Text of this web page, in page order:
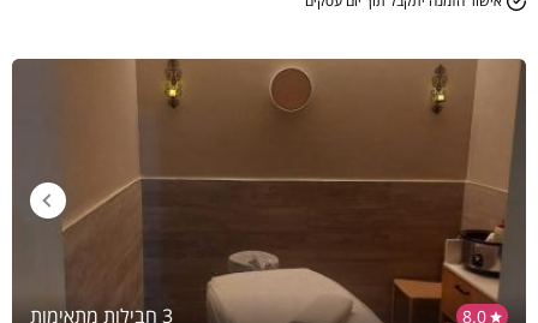
8.0
3 חבילות מתאימות